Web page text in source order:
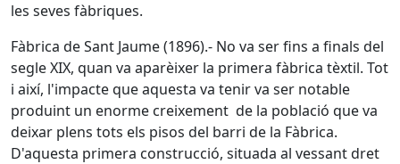
les seves fàbriques.
Fàbrica de Sant Jaume (1896).- No va ser fins a finals del
segle XIX, quan va aparèixer la primera fàbrica tèxtil. Tot
i així, l'impacte que aquesta va tenir va ser notable
produint un enorme creixement de la població que va
deixar plens tots els pisos del barri de la Fàbrica.
D'aquesta primera construcció, situada al vessant dret